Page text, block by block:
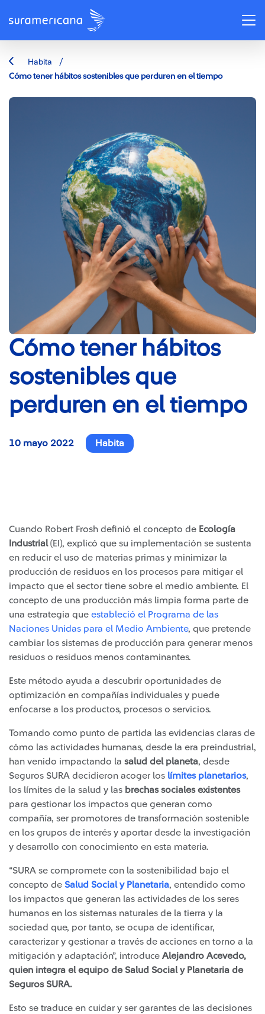
Habita /
Cómo tener hábitos sostenibles que perduren en el tiempo
Cómo tener hábitos
sostenibles que
perduren en el tiempo
10 mayo 2022 Habita
Cuando Robert Frosh definió el concepto de Ecología
Industrial(EI), explicó que su implementación se sustenta
en reducir el uso de materias primas y minimizar la
producción de residuos en los procesos para mitigar el
impacto que el sector tiene sobre el medio ambiente. El
concepto de una producción más limpia forma parte de
una estrategia que estableció el Programa de las
Naciones Unidas para el Medio Ambiente, que pretende
cambiar los sistemas de producción para generar menos
residuos o residuos menos contaminantes.
Este método ayuda a descubrir oportunidades de
optimización en compañías individuales y puede
enfocarse a los productos, procesos o servicios.
Tomando como punto de partida las evidencias claras de
cómo las actividades humanas, desde la era preindustrial,
han venido impactando la salud del planeta, desde
Seguros SURA decidieron acoger los límites planetarios,
los límites de la salud y las brechas sociales existentes
para gestionar los impactos que generan como
compañía, ser promotores de transformación sostenible
en los grupos de interés y aportar desde la investigación
y desarrollo con conocimiento en esta materia.
“SURA se compromete con la sostenibilidad bajo el
concepto de Salud Social y Planetaria, entendido como
los impactos que generan las actividades de los seres
humanos en los sistemas naturales de la tierra y la
sociedad que, por tanto, se ocupa de identificar,
caracterizar y gestionar a través de acciones en torno a la
mitigación y adaptación”, introduce Alejandro Acevedo,
quien integra el equipo de Salud Social y Planetaria de
Seguros SURA.
Esto se traduce en cuidar y ser garantes de las decisiones